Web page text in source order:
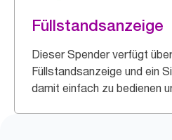
Füllstandsanzeige
Dieser Spender verfügt
Füllstandsanzeige und ein
damit einfach zu bedienen